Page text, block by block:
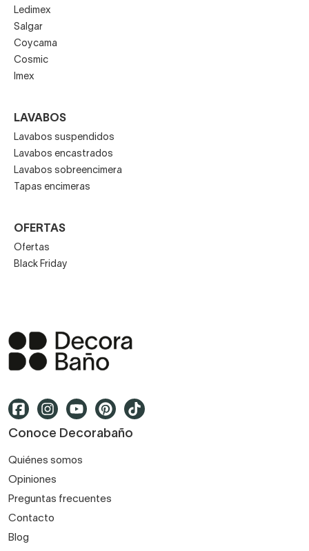
Ledimex
Salgar
Coycama
Cosmic
Imex
LAVABOS
Lavabos suspendidos
Lavabos encastrados
Lavabos sobreencimera
Tapas encimeras
OFERTAS
Ofertas
Black Friday
Conoce Decorabaño
Quiénes somos
Opiniones
Preguntas frecuentes
Contacto
Blog